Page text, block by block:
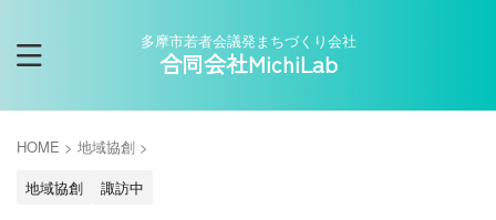
多摩市若者会議発まちづくり会社
合同会社MichiLab
HOME > 地域協創 >
地域協創
諏訪中